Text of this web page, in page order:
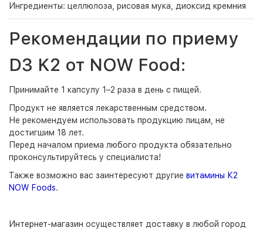
Ингредиенты: целлюлоза, рисовая мука, диоксид кремния
Рекомендации по приему
D3 K2 от NOW Food:
Принимайте 1 капсулу 1–2 раза в день с пищей.
Продукт не является лекарственным средством.
Не рекомендуем использовать продукцию лицам, не
достигшим 18 лет.
Перед началом приема любого продукта обязательно
проконсультируйтесь у специалиста!
Также возможно вас заинтересуют другие витамины К2
NOW Foods.
Интернет-магазин осуществляет доставку в любой город